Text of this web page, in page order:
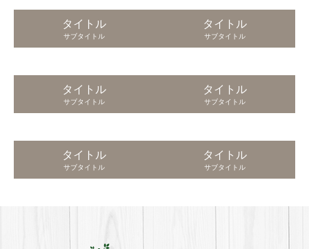
タイトル
サブタイトル
タイトル
サブタイトル
タイトル
サブタイトル
タイトル
サブタイトル
タイトル
サブタイトル
タイトル
サブタイトル